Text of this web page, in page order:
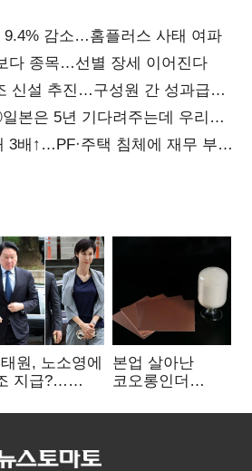
9.4% 감소…홈플러스 사태 여파
다 종목…선별 장세 이어진다
신설 추진…구성원 간 성과급
본은 5년 기다려주는데 우리는
론 부족한 코스닥 구하기
3배↑…PF·주택 침체에 재무 부담
원, 노소영에
지급?…
본업 살아난
코오롱인더
배터리 소재로